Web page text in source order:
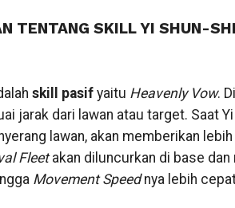
TENTANG SKILL YI SHUN-
skill pasif yaitu Heavenly Vow.
jarak dari lawan atau target. Saat
lawan, akan memberikan lebih
Fleetakan diluncurkan di base
Movement Speednya lebih